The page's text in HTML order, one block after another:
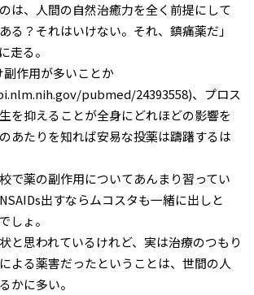
は、人間の自然治癒力を全く前提にして
る？それはいけない。それ、鎮痛薬だ」
走る。
副作用が多いことか
pubmed/24393558)、プロス
を抑えることが全身にどれほどの影響を
あたりを知れば安易な投薬は躊躇するは
で薬の副作用についてあんまり習ってい
出すならムコスタも一緒に出しと
しょ。
と思われているけれど、実は治療のつもり
よる薬害だったということは、世間の人
かに多い。